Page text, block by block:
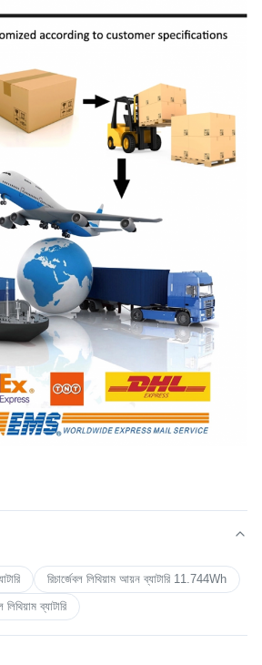
রিচার্জেবল লিথিয়াম আয়ন ব্যাটারি 11.744Wh
ব্যাটারি